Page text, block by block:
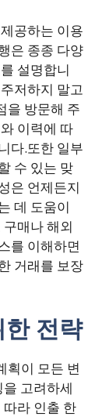
공하는 이용
은 종종 다양
설명합니
저하지 말고
을 방문해 주
이력에 따
다.또한 일부
수 있는 맞
은 언제든지
데 도움이
매나 해외
를 이해하면
거래를 보장
전략
획이 모든 변
고려하세
라 인출 한